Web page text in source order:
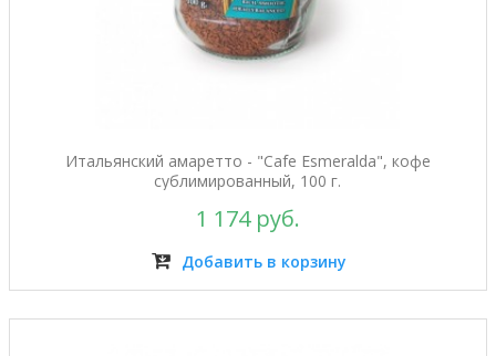
Итальянский амаретто - "Cafe Esmeralda", кофе
сублимированный, 100 г.
1 174 руб.
Добавить в корзину